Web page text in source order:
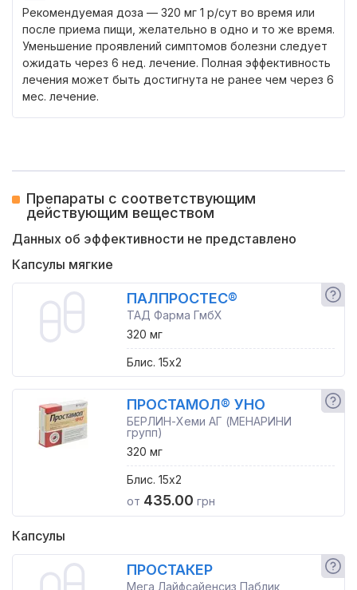
Рекомендуемая доза — 320 мг 1 р/сут во время или
после приема пищи, желательно в одно и то же время.
Уменьшение проявлений симптомов болезни следует
ожидать через 6 нед. лечение. Полная эффективность
лечения может быть достигнута не ранее чем через 6
мес. лечение.
Препараты с соответствующим
действующим веществом
Данных об эффективности не представлено
Капсулы мягкие
ПАЛПРОСТЕС®
ТАД Фарма ГмбХ
320 мг
Блис. 15x2
ПРОСТАМОЛ® УНО
БЕРЛИН-Хеми АГ (МЕНАРИНИ
групп)
320 мг
Блис. 15x2
от 435.00 грн
Капсулы
ПРОСТАКЕР
Мега Лайфсайенсиз Паблик